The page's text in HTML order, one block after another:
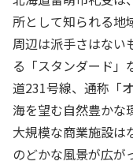
所として知られる地
周辺は派手さはない
る「スタンダード」
道231号線、通称「
海を望む自然豊かな
大規模な商業施設は
のどかな風景が広が